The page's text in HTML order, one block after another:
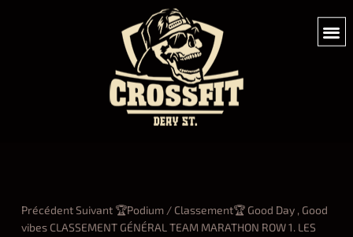
Précédent Suivant 🏆Podium / Classement🏆 Good Day , Good
vibes CLASSEMENT GÉNÉRAL TEAM MARATHON ROW 1. LES